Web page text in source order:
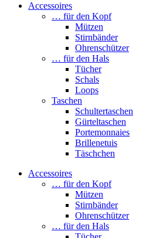
Accessoires
… für den Kopf
Mützen
Stirnbänder
Ohrenschützer
… für den Hals
Tücher
Schals
Loops
Taschen
Schultertaschen
Gürteltaschen
Portemonnaies
Brillenetuis
Täschchen
Accessoires
… für den Kopf
Mützen
Stirnbänder
Ohrenschützer
… für den Hals